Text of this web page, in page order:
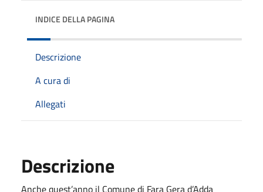
INDICE DELLA PAGINA
Descrizione
A cura di
Allegati
Descrizione
Anche quest’anno il Comune di Fara Gera d’Adda